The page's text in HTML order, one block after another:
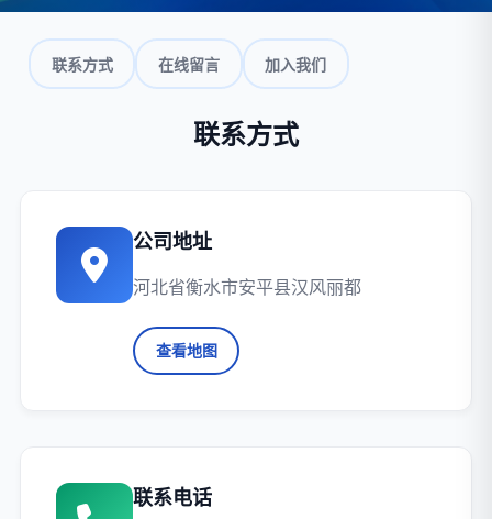
联系方式 在线留言 加入我们
联系方式
公司地址
河北省衡水市安平县汉风丽都
查看地图
联系电话